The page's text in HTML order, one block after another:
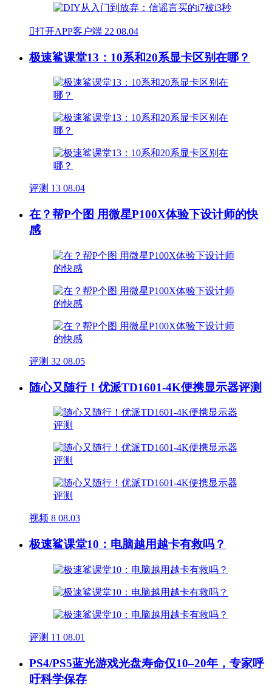
打开APP客户端 22 08.04
极速鲨课堂13：10系和20系显卡区别在哪？
评测 13 08.04
在？帮P个图 用微星P100X体验下设计师的快
感
评测 32 08.05
随心又随行！优派TD1601-4K便携显示器评测
视频 8 08.03
极速鲨课堂10：电脑越用越卡有救吗？
评测 11 08.01
PS4/PS5蓝光游戏光盘寿命仅10–20年，专家呼
吁科学保存